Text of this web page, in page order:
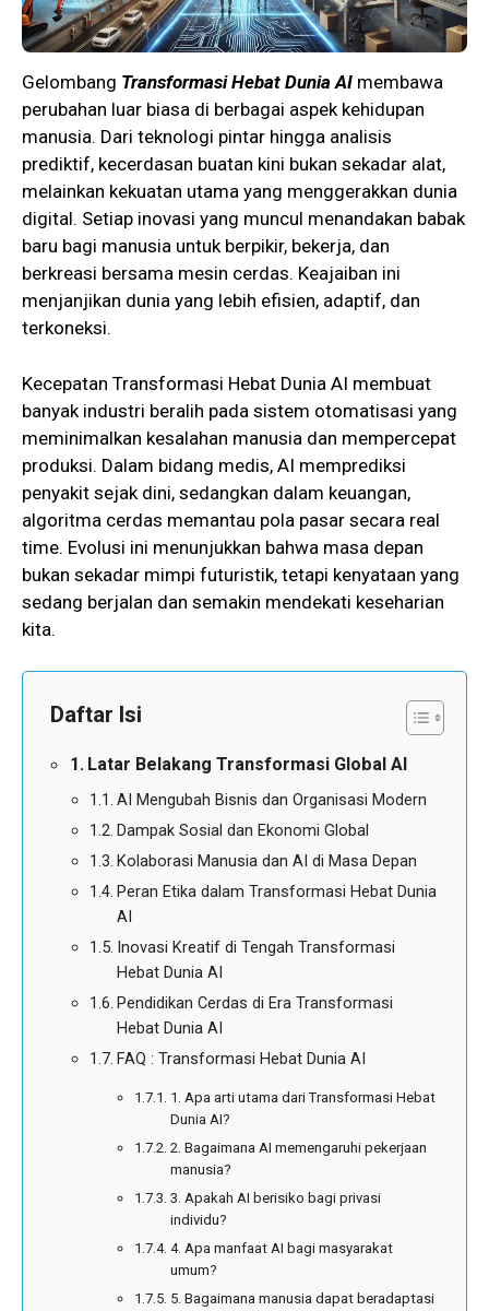
Gelombang Transformasi Hebat Dunia AI membawa
perubahan luar biasa di berbagai aspek kehidupan
manusia. Dari teknologi pintar hingga analisis
prediktif, kecerdasan buatan kini bukan sekadar alat,
melainkan kekuatan utama yang menggerakkan dunia
digital. Setiap inovasi yang muncul menandakan babak
baru bagi manusia untuk berpikir, bekerja, dan
berkreasi bersama mesin cerdas. Keajaiban ini
menjanjikan dunia yang lebih efisien, adaptif, dan
terkoneksi.
Kecepatan Transformasi Hebat Dunia AI membuat
banyak industri beralih pada sistem otomatisasi yang
meminimalkan kesalahan manusia dan mempercepat
produksi. Dalam bidang medis, AI memprediksi
penyakit sejak dini, sedangkan dalam keuangan,
algoritma cerdas memantau pola pasar secara real
time. Evolusi ini menunjukkan bahwa masa depan
bukan sekadar mimpi futuristik, tetapi kenyataan yang
sedang berjalan dan semakin mendekati keseharian
kita.
Daftar Isi
Latar Belakang Transformasi Global AI
AI Mengubah Bisnis dan Organisasi Modern
Dampak Sosial dan Ekonomi Global
Kolaborasi Manusia dan AI di Masa Depan
Peran Etika dalam Transformasi Hebat Dunia
AI
Inovasi Kreatif di Tengah Transformasi
Hebat Dunia AI
Pendidikan Cerdas di Era Transformasi
Hebat Dunia AI
FAQ : Transformasi Hebat Dunia AI
1. Apa arti utama dari Transformasi Hebat
Dunia AI?
2. Bagaimana AI memengaruhi pekerjaan
manusia?
3. Apakah AI berisiko bagi privasi
individu?
4. Apa manfaat AI bagi masyarakat
umum?
5. Bagaimana manusia dapat beradaptasi